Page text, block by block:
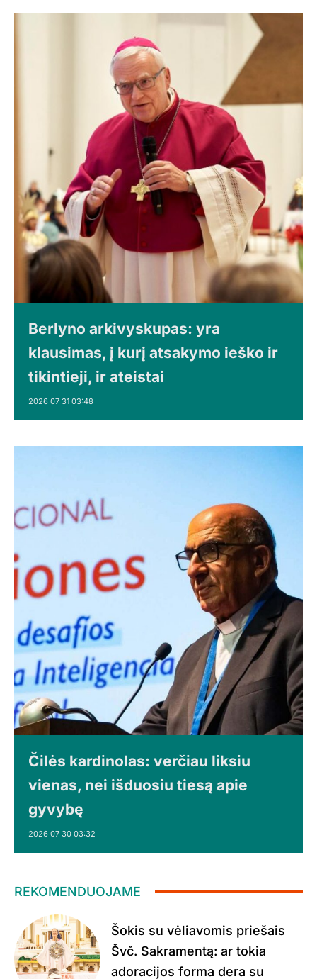
Berlyno arkivyskupas: yra
klausimas, į kurį atsakymo ieško ir
tikintieji, ir ateistai
2026 07 31 03:48
Čilės kardinolas: verčiau liksiu
vienas, nei išduosiu tiesą apie
gyvybę
2026 07 30 03:32
REKOMENDUOJAME
Šokis su vėliavomis priešais
Švč. Sakramentą: ar tokia
adoracijos forma dera su